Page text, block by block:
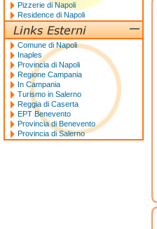
Pizzerie di Napoli
Residence di Napoli
Comune di Napoli
Inaples
Provincia di Napoli
Regione Campania
In Campania
Turismo in Salerno
Reggia di Caserta
EPT Benevento
Provincia di Benevento
Provincia di Salerno